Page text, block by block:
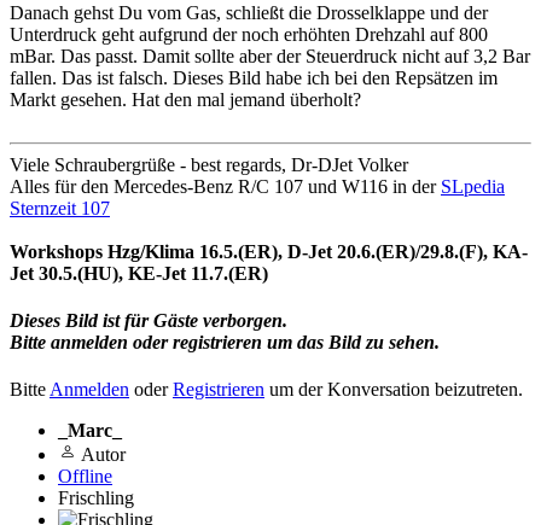
Danach gehst Du vom Gas, schließt die Drosselklappe und der
Unterdruck geht aufgrund der noch erhöhten Drehzahl auf 800
mBar. Das passt. Damit sollte aber der Steuerdruck nicht auf 3,2 Bar
fallen. Das ist falsch. Dieses Bild habe ich bei den Repsätzen im
Markt gesehen. Hat den mal jemand überholt?
Viele Schraubergrüße - best regards, Dr-DJet Volker
Alles für den Mercedes-Benz R/C 107 und W116 in der SLpedia
Sternzeit 107
Workshops Hzg/Klima 16.5.(ER), D-Jet 20.6.(ER)/29.8.(F), KA-
Jet 30.5.(HU), KE-Jet 11.7.(ER)
Dieses Bild ist für Gäste verborgen.
Bitte anmelden oder registrieren um das Bild zu sehen.
Bitte Anmelden oderRegistrieren um der Konversation beizutreten.
_Marc_
Autor
Offline
Frischling